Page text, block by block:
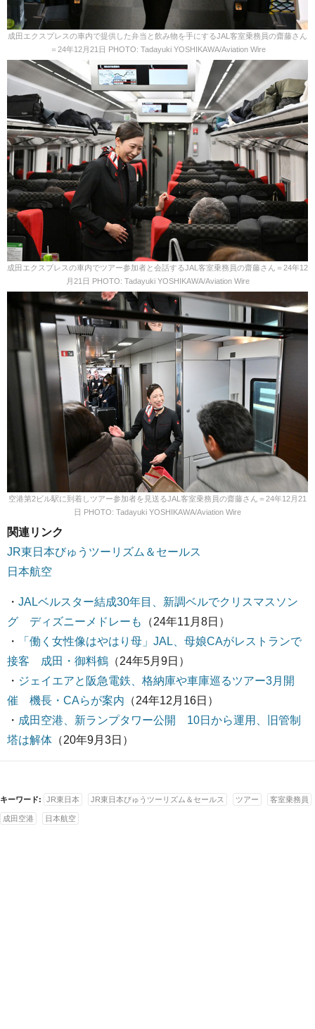
成田エクスプレスの車内で提供した弁当と飲み物を手にするJAL客室乗務員の齋藤さん
＝24年12月21日 PHOTO: Tadayuki YOSHIKAWA/Aviation Wire
成田エクスプレスの車内でツアー参加者と会話するJAL客室乗務員の齋藤さん＝24年12
月21日 PHOTO: Tadayuki YOSHIKAWA/Aviation Wire
空港第2ビル駅に到着しツアー参加者を見送るJAL客室乗務員の齋藤さん＝24年12月21
日 PHOTO: Tadayuki YOSHIKAWA/Aviation Wire
関連リンク
JR東日本びゅうツーリズム＆セールス
日本航空
・ JALベルスター結成30年目、新調ベルでクリスマスソン
グ ディズニーメドレーも
（24年11月8日）
・
「働く女性像はやはり母」JAL、母娘CAがレストランで
接客 成田・御料鶴 （24年5月9日）
・ ジェイエアと阪急電鉄、格納庫や車庫巡るツアー3月開
催 機長・CAらが案内 （24年12月16日）
・ 成田空港、新ランプタワー公開 10日から運用、旧管制
塔は解体 （20年9月3日）
キーワード: JR東日本 JR東日本びゅうツーリズム＆セールス ツアー 客室乗務員
成田空港 日本航空